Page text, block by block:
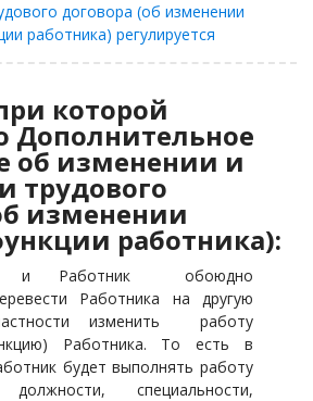
договора (об изменении
работника) регулируется
которой
об изменении и
трудового
изменении
работника):
и Работник обоюдно
Работника на другую
изменить работу
Работника. То есть в
будет выполнять работу
специальности,